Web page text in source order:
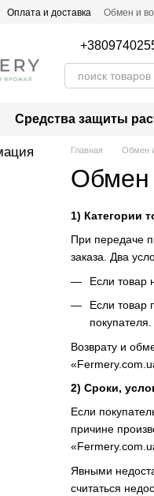
Оплата и доставка Обмен и
Средства защиты
Главная Обмен
Обмен
1) Категории
При передаче
заказа. Два
Если товар
Если товар
покупателя.
Возврату и
2) Сроки,
Если
причине
Явными
считаться